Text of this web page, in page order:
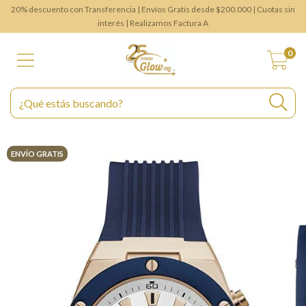
20% descuento con Transferencia | Envíos Gratis desde $200.000 | Cuotas sin
interés | Realizamos Factura A
0
ENVÍO GRATIS